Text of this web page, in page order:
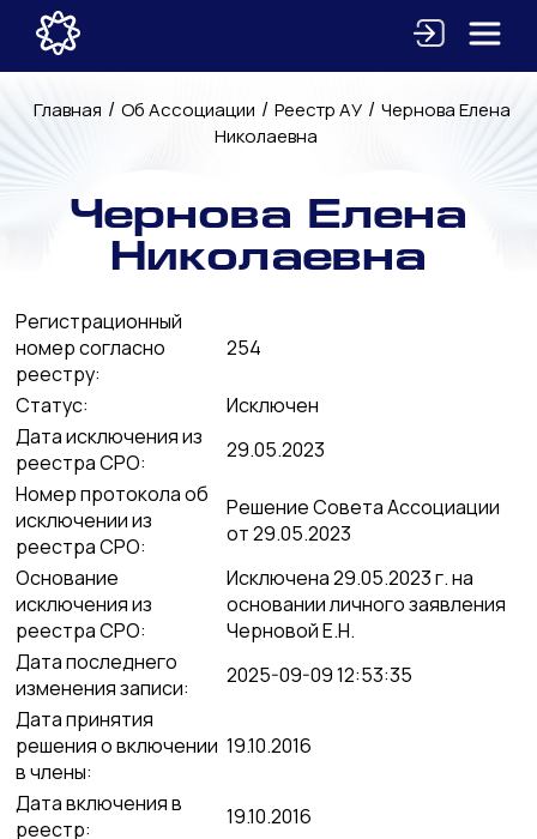
Главная / Об Ассоциации / Реестр АУ / Чернова Елена
Николаевна
Чернова Елена
Николаевна
Регистрационный
номер согласно
реестру:
254
Статус:
Исключен
Дата исключения из
реестра СРО:
29.05.2023
Номер протокола об
исключении из
реестра СРО:
Решение Совета Ассоциации
от 29.05.2023
Основание
исключения из
реестра СРО:
Исключена 29.05.2023 г. на
основании личного заявления
Черновой Е.Н.
Дата последнего
изменения записи:
2025-09-09 12:53:35
Дата принятия
решения о включении
в члены:
19.10.2016
Дата включения в
реестр:
19.10.2016